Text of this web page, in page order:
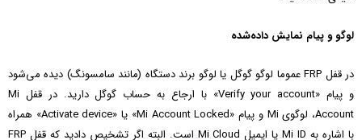
لوگو و پیام نمایش داده‌شده
در قفل FRP عموما لوگو گوگل یا لوگو برند دستگاه (مانند سامسونگ) دیده می‌شود
و پیام «Verify your account» با ارجاع به حساب گوگل دارید. در قفل Mi
Account، لوگوی Mi و پیام «Mi Account Locked» یا «Activate device» همراه
با اشاره به Mi ID یا ایمیل Mi Cloud است. البته اگر تشخیص دادید که قفل FRP